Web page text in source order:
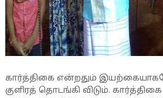
கார்த்திகை என்றதும்
குளிரத் தொடங்கி விடும்.